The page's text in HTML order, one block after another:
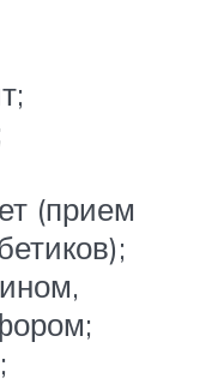
(прием